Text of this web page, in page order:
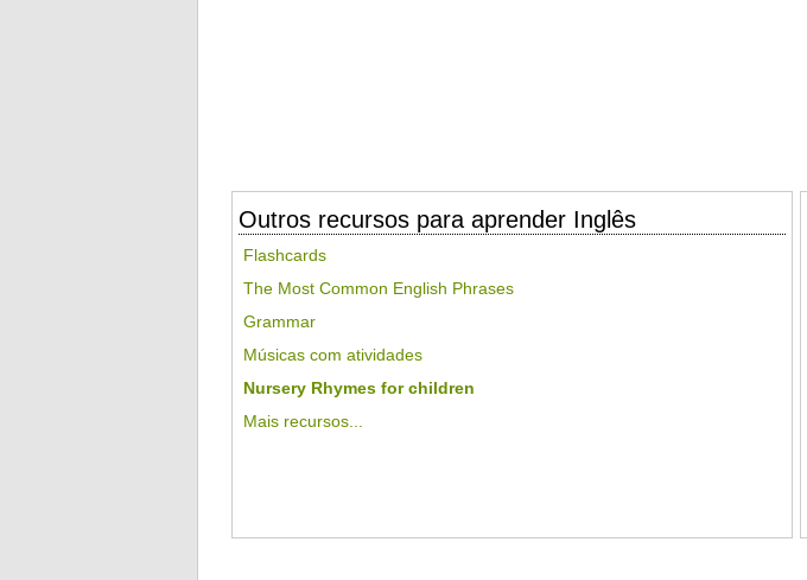
Outros recursos para aprender Inglês
Flashcards
The Most Common English Phrases
Grammar
Músicas com atividades
Nursery Rhymes for children
Mais recursos...